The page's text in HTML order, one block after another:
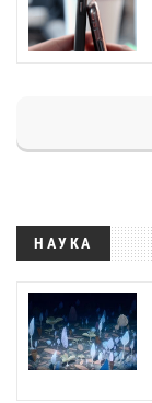
НАУКА